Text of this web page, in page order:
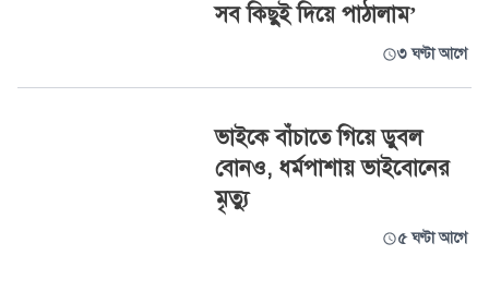
সব কিছুই দিয়ে পাঠালাম’
৩ ঘণ্টা আগে
ভাইকে বাঁচাতে গিয়ে ডুবল
বোনও, ধর্মপাশায় ভাইবোনের
মৃত্যু
৫ ঘণ্টা আগে